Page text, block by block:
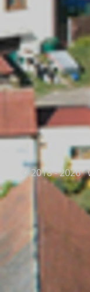
© 2018 - 2026